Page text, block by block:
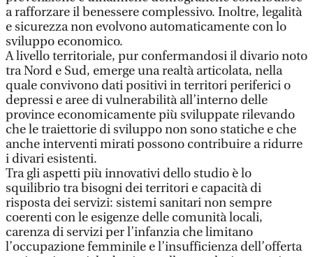
a rafforzare il benessere complessivo. Inoltre, legalità
e sicurezza non evolvono automaticamente con lo
sviluppo economico.
A livello territoriale, pur confermandosi il divario noto
tra Nord e Sud, emerge una realtà articolata, nella
quale convivono dati positivi in territori periferici o
depressi e aree di vulnerabilità all’interno delle
province economicamente più sviluppate rilevando
che le traiettorie di sviluppo non sono statiche e che
anche interventi mirati possono contribuire a ridurre
i divari esistenti.
Tra gli aspetti più innovativi dello studio è lo
squilibrio tra bisogni dei territori e capacità di
risposta dei servizi: sistemi sanitari non sempre
coerenti con le esigenze delle comunità locali,
carenza di servizi per l’infanzia che limitano
l’occupazione femminile e l’insufficienza dell’offerta